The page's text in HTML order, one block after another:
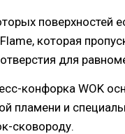
поверхностей
которая
для
конфорка WOK
пламени и
сковороду.